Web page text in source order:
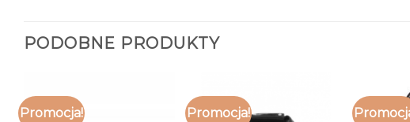
PODOBNE PRODUKTY
Promocja! Promocja!